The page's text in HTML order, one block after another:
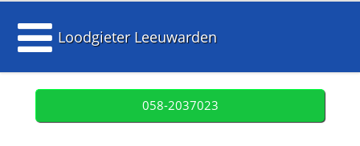
Loodgieter Leeuwarden
058-2037023